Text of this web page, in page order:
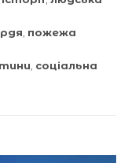
пожежа
соціальна